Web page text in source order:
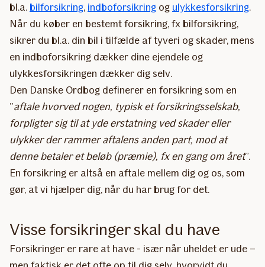
bl.a. bilforsikring, indboforsikring og ulykkesforsikring.
Når du køber en bestemt forsikring, fx bilforsikring,
sikrer du bl.a. din bil i tilfælde af tyveri og skader, mens
en indboforsikring dækker dine ejendele og
ulykkesforsikringen dækker dig selv.
Den Danske Ordbog definerer en forsikring som en
”aftale hvorved nogen, typisk et forsikringsselskab,
forpligter sig til at yde erstatning ved skader eller
ulykker der rammer aftalens anden part, mod at
denne betaler et beløb (præmie), fx en gang om året”.
En forsikring er altså en aftale mellem dig og os, som
gør, at vi hjælper dig, når du har brug for det.
Visse forsikringer skal du have
Forsikringer er rare at have - især når uheldet er ude –